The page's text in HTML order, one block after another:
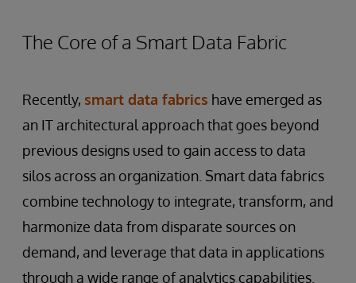
The Core of a Smart Data Fabric
Recently, smart data fabrics have emerged as
an IT architectural approach that goes beyond
previous designs used to gain access to data
silos across an organization. Smart data fabrics
combine technology to integrate, transform, and
harmonize data from disparate sources on
demand, and leverage that data in applications
through a wide range of analytics capabilities.